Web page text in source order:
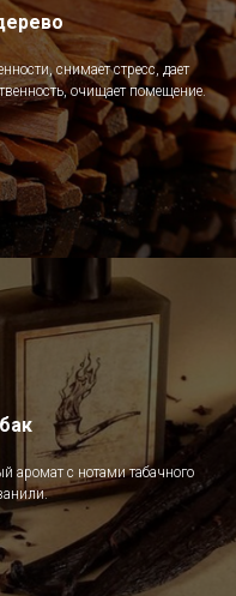
снимает стресс, дает
очищает помещение.
с нотами табачного